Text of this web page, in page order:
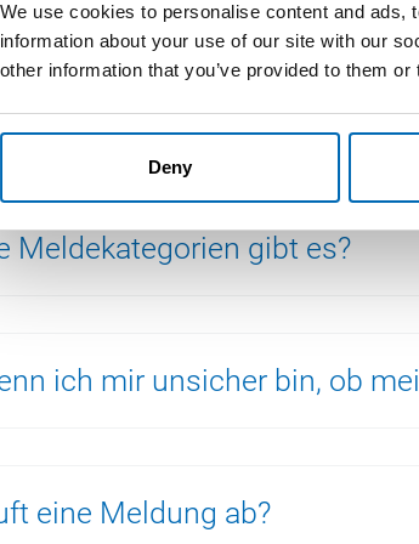
We use cookies to personalise content and
information about your use of our site with our
other information that you’ve provided to them
Deny
Meldungen kann ich
Meldekategorien gibt es?
ich mir unsicher bin, ob
eine Meldung ab?